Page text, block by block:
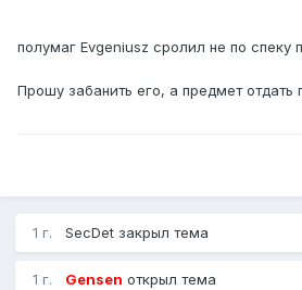
полумаг Evgeniusz сролил не по спеку
Прошу забанить его, а предмет отдать
1 г. SecDet закрыл тема
1 г. Gensen открыл тема